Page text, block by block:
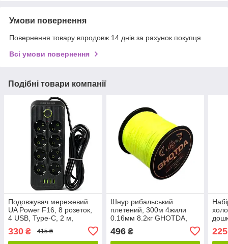
Умови повернення
Повернення товару впродовж 14 днів за рахунок покупця
Всі умови повернення
Подібні товари компанії
Подовжувач мережевий
UA Power F16, 8 розеток,
4 USB, Type-C, 2 м,
330 ₴ 415 ₴
Шнур рибальський
плетений, 300м 4жили
0.16мм 8.2кг GHOTDA,
496₴ 225